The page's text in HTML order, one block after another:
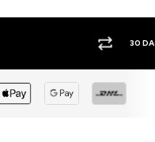
SHOPPA NU.